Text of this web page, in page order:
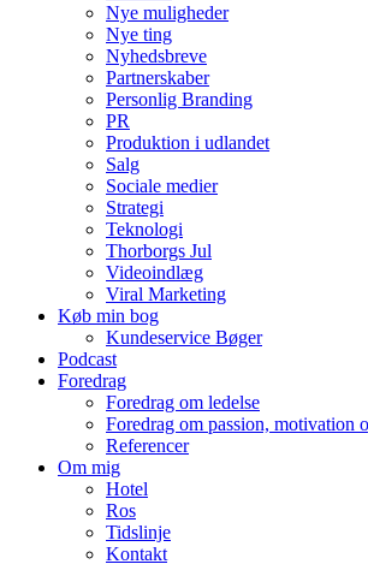
Nye muligheder
Nye ting
Nyhedsbreve
Partnerskaber
Personlig Branding
PR
Produktion i udlandet
Salg
Sociale medier
Strategi
Teknologi
Thorborgs Jul
Videoindlæg
Viral Marketing
Køb min bog
Kundeservice Bøger
Podcast
Foredrag
Foredrag om ledelse
Foredrag om passion, motivation
Referencer
Om mig
Hotel
Ros
Tidslinje
Kontakt